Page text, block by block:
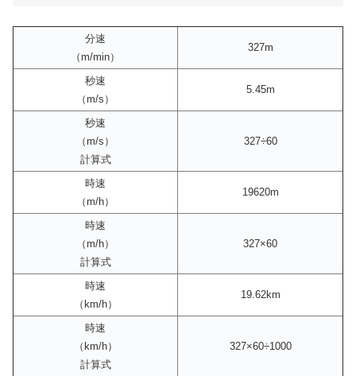
分速
（m/min）
327m
秒速
（m/s）
5.45m
秒速
（m/s）
計算式
327÷60
時速
（m/h）
19620m
時速
（m/h）
計算式
327×60
時速
（km/h）
19.62km
時速
（km/h）
計算式
327×60÷1000